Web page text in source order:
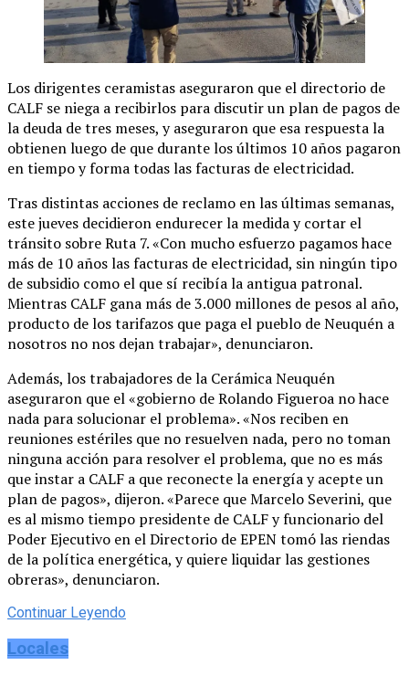
Los dirigentes ceramistas aseguraron que el directorio de
CALF se niega a recibirlos para discutir un plan de pagos de
la deuda de tres meses, y aseguraron que esa respuesta la
obtienen luego de que durante los últimos 10 años pagaron
en tiempo y forma todas las facturas de electricidad.
Tras distintas acciones de reclamo en las últimas semanas,
este jueves decidieron endurecer la medida y cortar el
tránsito sobre Ruta 7. «Con mucho esfuerzo pagamos hace
más de 10 años las facturas de electricidad, sin ningún tipo
de subsidio como el que sí recibía la antigua patronal.
Mientras CALF gana más de 3.000 millones de pesos al año,
producto de los tarifazos que paga el pueblo de Neuquén a
nosotros no nos dejan trabajar», denunciaron.
Además, los trabajadores de la Cerámica Neuquén
aseguraron que el «gobierno de Rolando Figueroa no hace
nada para solucionar el problema». «Nos reciben en
reuniones estériles que no resuelven nada, pero no toman
ninguna acción para resolver el problema, que no es más
que instar a CALF a que reconecte la energía y acepte un
plan de pagos», dijeron. «Parece que Marcelo Severini, que
es al mismo tiempo presidente de CALF y funcionario del
Poder Ejecutivo en el Directorio de EPEN tomó las riendas
de la política energética, y quiere liquidar las gestiones
obreras», denunciaron.
Continuar Leyendo
Locales